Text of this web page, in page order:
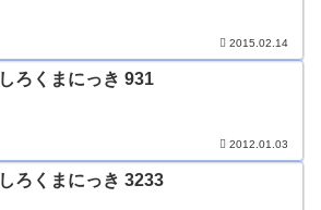
2015.02.14
しろくまにっき 931
2012.01.03
しろくまにっき 3233